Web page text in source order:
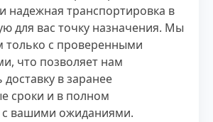
надежная транспортировка в
для вас точку назначения. Мы
только с проверенными
что позволяет нам
в заранее
сроки и в полном
с вашими ожиданиями.